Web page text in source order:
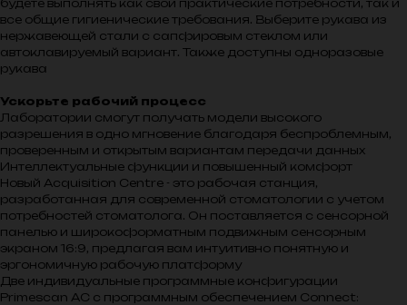
будете выполнять как свои практические потребности, так и
все общие гигиенические требования. Выберите рукава из
нержавеющей стали с сапфировым стеклом или
автоклавируемый вариант. Также доступны одноразовые
рукава
Ускорьте рабочий процесс
Лаборатории смогут получать модели высокого
разрешения в одно мгновение благодаря беспроблемным,
проверенным и открытым вариантам передачи данных
Интеллектуальные функции и повышенный комфорт
Новый Acquisition Centre - это рабочая станция,
разработанная для современной стоматологии с учетом
потребностей стоматолога. Он поставляется с сенсорной
панелью и широкоформатным подвижным сенсорным
экраном 16:9, предлагая вам интуитивно понятную и
эргономичную рабочую платформу
Две индивидуальные программные конфигурации
Primescan AC с программным обеспечением Connect: